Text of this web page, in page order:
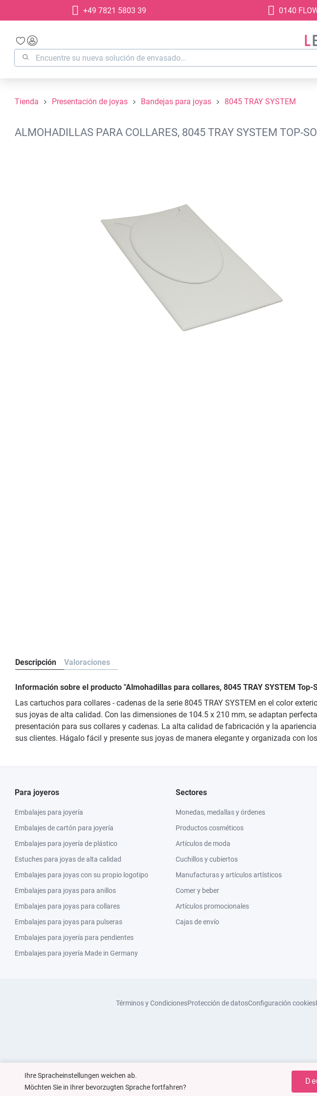
Saltar a la navegación principal
+49 7821 5803 39 0140
Tienda Presentación de joyas Bandejas para joyas 8045 TRAY SYSTEM
ALMOHADILLAS PARA COLLARES, 8045 TRAY SYSTEM TOP-
Descripción Valoraciones
Información sobre el producto "Almohadillas para collares, 8045 TRAY SYSTEM
Las cartuchos para collares - cadenas de la serie 8045 TRAY SYSTEM en el color
sus joyas de alta calidad. Con las dimensiones de 104.5 x 210 mm, se adaptan
presentación para sus collares y cadenas. La alta calidad de fabricación y la
sus clientes. Hágalo fácil y presente sus joyas de manera elegante y organizada con
Para joyeros
Embalajes para joyería
Embalajes de cartón para joyería
Embalajes para joyería de plástico
Estuches para joyas de alta calidad
Embalajes para joyas con su propio logotipo
Embalajes para joyas para anillos
Embalajes para joyas para collares
Embalajes para joyas para pulseras
Embalajes para joyería para pendientes
Embalajes para joyería Made in Germany
Sectores
Monedas, medallas y órdenes
Productos cosméticos
Artículos de moda
Cuchillos y cubiertos
Manufacturas y artículos artísticos
Comer y beber
Artículos promocionales
Cajas de envío
Términos y CondicionesProtección de datosConfiguración cookies
Ihre Spracheinstellungen weichen ab.
Möchten Sie in Ihrer bevorzugten Sprache fortfahren?